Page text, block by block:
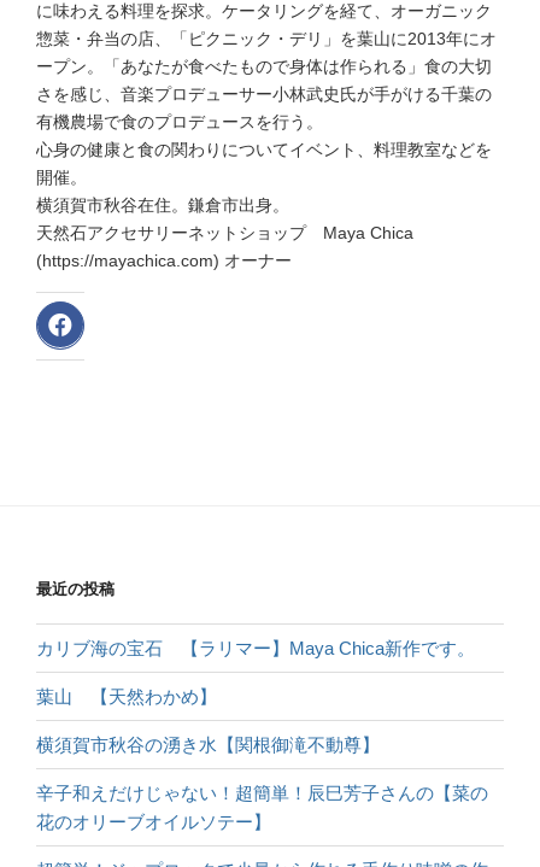
に味わえる料理を探求。ケータリングを経て、オーガニック
惣菜・弁当の店、「ピクニック・デリ」を葉山に2013年にオ
ープン。「あなたが食べたもので身体は作られる」食の大切
さを感じ、音楽プロデューサー小林武史氏が手がける千葉の
有機農場で食のプロデュースを行う。
心身の健康と食の関わりについてイベント、料理教室などを
開催。
横須賀市秋谷在住。鎌倉市出身。
天然石アクセサリーネットショップ Maya Chica
(https://mayachica.com) オーナー
最近の投稿
カリブ海の宝石 【ラリマー】Maya Chica新作です。
葉山 【天然わかめ】
横須賀市秋谷の湧き水【関根御滝不動尊】
辛子和えだけじゃない！超簡単！辰巳芳子さんの【菜の
花のオリーブオイルソテー】